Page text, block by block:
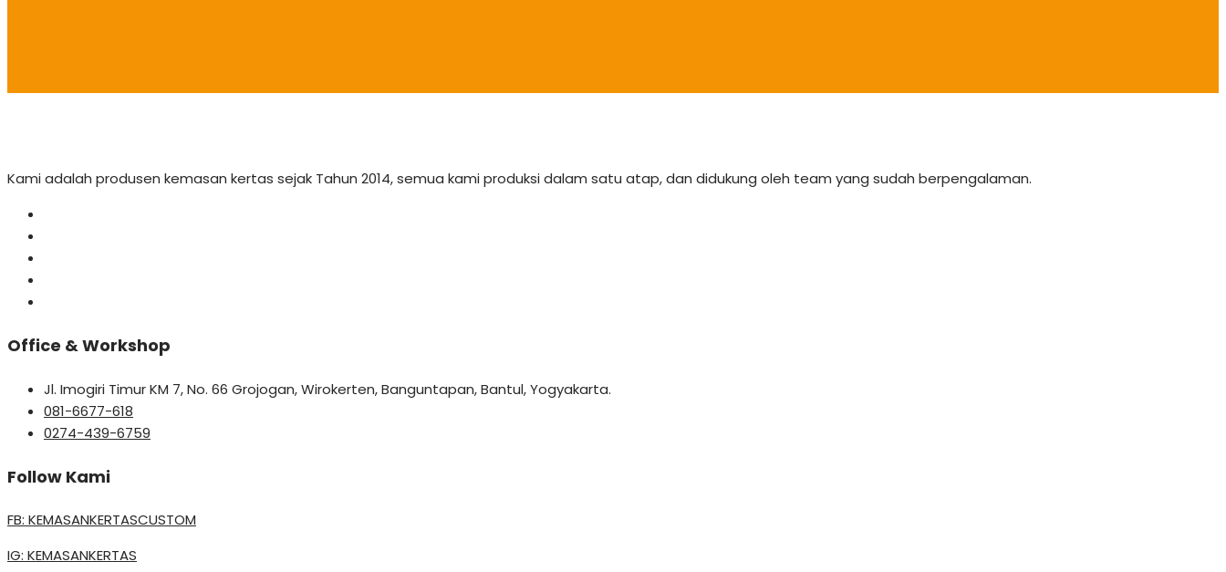
Kami adalah produsen kemasan kertas sejak Tahun 2014, semua kami produksi dalam satu atap, dan didukung oleh team yang sudah berpengalaman.
Office & Workshop
Jl. Imogiri Timur KM 7, No. 66 Grojogan, Wirokerten, Banguntapan, Bantul, Yogyakarta.
081-6677-618
0274-439-6759
Follow Kami
FB: KEMASANKERTASCUSTOM
IG: KEMASANKERTAS